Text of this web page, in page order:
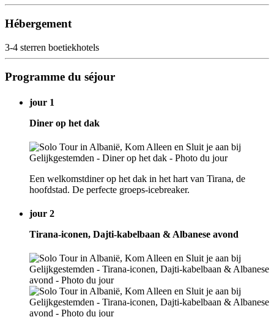
Hébergement
3-4 sterren boetiekhotels
Programme du séjour
jour 1
Diner op het dak
Een welkomstdiner op het dak in het hart van Tirana, de
hoofdstad. De perfecte groeps-icebreaker.
jour 2
Tirana-iconen, Dajti-kabelbaan & Albanese avond